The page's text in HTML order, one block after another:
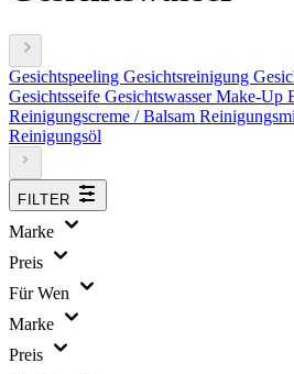
Gesichtspeeling Gesichtsreinigung
Gesichtsseife GesichtswasserMake-Up
Reinigungscreme / Balsam
Reinigungsöl
FILTER
Marke
Preis
Für Wen
Marke
Preis